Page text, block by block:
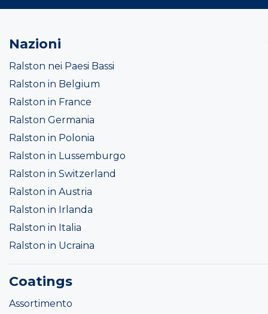
Nazioni
Ralston nei Paesi Bassi
Ralston in Belgium
Ralston in France
Ralston Germania
Ralston in Polonia
Ralston in Lussemburgo
Ralston in Switzerland
Ralston in Austria
Ralston in Irlanda
Ralston in Italia
Ralston in Ucraina
Coatings
Assortimento